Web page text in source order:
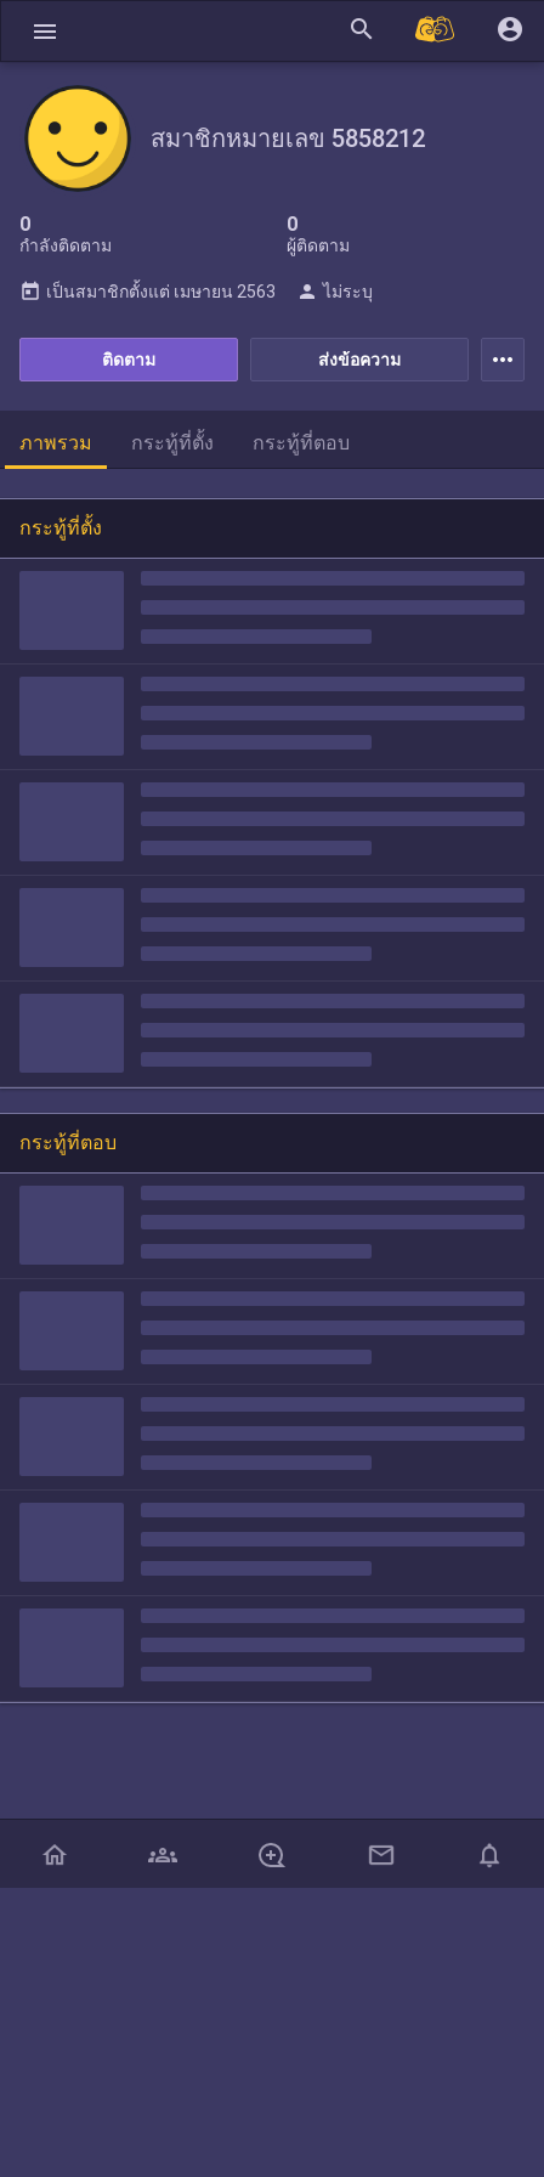
menu search account_circle
สมาชิกหมายเลข 5858212
0
กำลังติดตาม
0
ผู้ติดตาม
ส่งข้อความ
ติดตาม
today เป็นสมาชิกตั้งแต่ เมษายน 2563 person ไม่ระบุ
more_horiz
ภาพรวม กระทู้ที่ตั้ง กระทู้ที่ตอบ
กระทู้ที่ตั้ง
กระทู้ที่ตอบ